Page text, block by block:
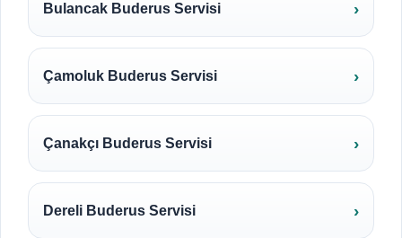
Bulancak Buderus Servisi
Çamoluk Buderus Servisi
Çanakçı Buderus Servisi
Dereli Buderus Servisi